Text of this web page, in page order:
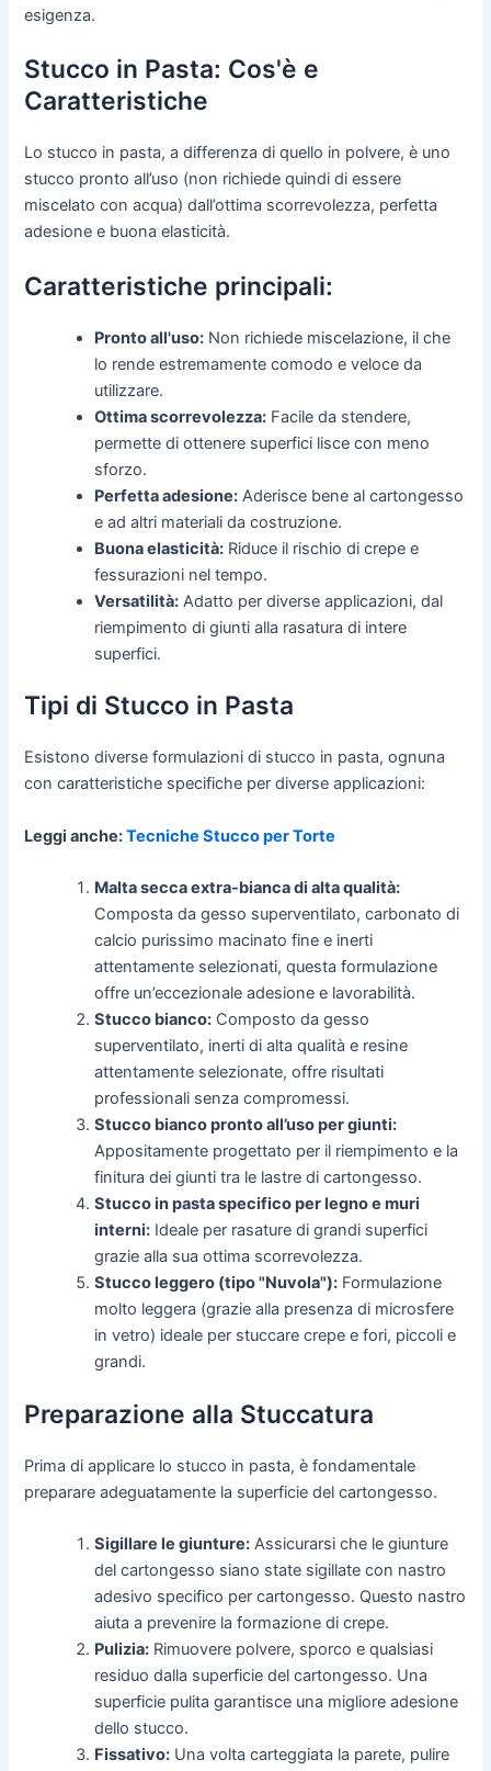
esigenza.
Stucco in Pasta: Cos'è e
Caratteristiche
Lo stucco in pasta, a differenza di quello in polvere, è uno
stucco pronto all’uso (non richiede quindi di essere
miscelato con acqua) dall’ottima scorrevolezza, perfetta
adesione e buona elasticità.
Caratteristiche principali:
Pronto all'uso: Non richiede miscelazione, il che
lo rende estremamente comodo e veloce da
utilizzare.
Ottima scorrevolezza: Facile da stendere,
permette di ottenere superfici lisce con meno
sforzo.
Perfetta adesione: Aderisce bene al cartongesso
e ad altri materiali da costruzione.
Buona elasticità: Riduce il rischio di crepe e
fessurazioni nel tempo.
Versatilità: Adatto per diverse applicazioni, dal
riempimento di giunti alla rasatura di intere
superfici.
Tipi di Stucco in Pasta
Esistono diverse formulazioni di stucco in pasta, ognuna
con caratteristiche specifiche per diverse applicazioni:
Leggi anche:Tecniche Stucco per Torte
Malta secca extra-bianca di alta qualità:
Composta da gesso superventilato, carbonato di
calcio purissimo macinato fine e inerti
attentamente selezionati, questa formulazione
offre un’eccezionale adesione e lavorabilità.
Stucco bianco: Composto da gesso
superventilato, inerti di alta qualità e resine
attentamente selezionate, offre risultati
professionali senza compromessi.
Stucco bianco pronto all’uso per giunti:
Appositamente progettato per il riempimento e la
finitura dei giunti tra le lastre di cartongesso.
Stucco in pasta specifico per legno e muri
interni: Ideale per rasature di grandi superfici
grazie alla sua ottima scorrevolezza.
Stucco leggero (tipo "Nuvola"): Formulazione
molto leggera (grazie alla presenza di microsfere
in vetro) ideale per stuccare crepe e fori, piccoli e
grandi.
Preparazione alla Stuccatura
Prima di applicare lo stucco in pasta, è fondamentale
preparare adeguatamente la superficie del cartongesso.
Sigillare le giunture: Assicurarsi che le giunture
del cartongesso siano state sigillate con nastro
adesivo specifico per cartongesso. Questo nastro
aiuta a prevenire la formazione di crepe.
Pulizia: Rimuovere polvere, sporco e qualsiasi
residuo dalla superficie del cartongesso. Una
superficie pulita garantisce una migliore adesione
dello stucco.
Fissativo: Una volta carteggiata la parete, pulire